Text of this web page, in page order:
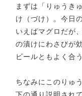
まずは「りゅうき
け（づけ）。今日
いえばマグロだが
の漬けにわさびが
ビールともよく合う
ちなみにこのりゅ